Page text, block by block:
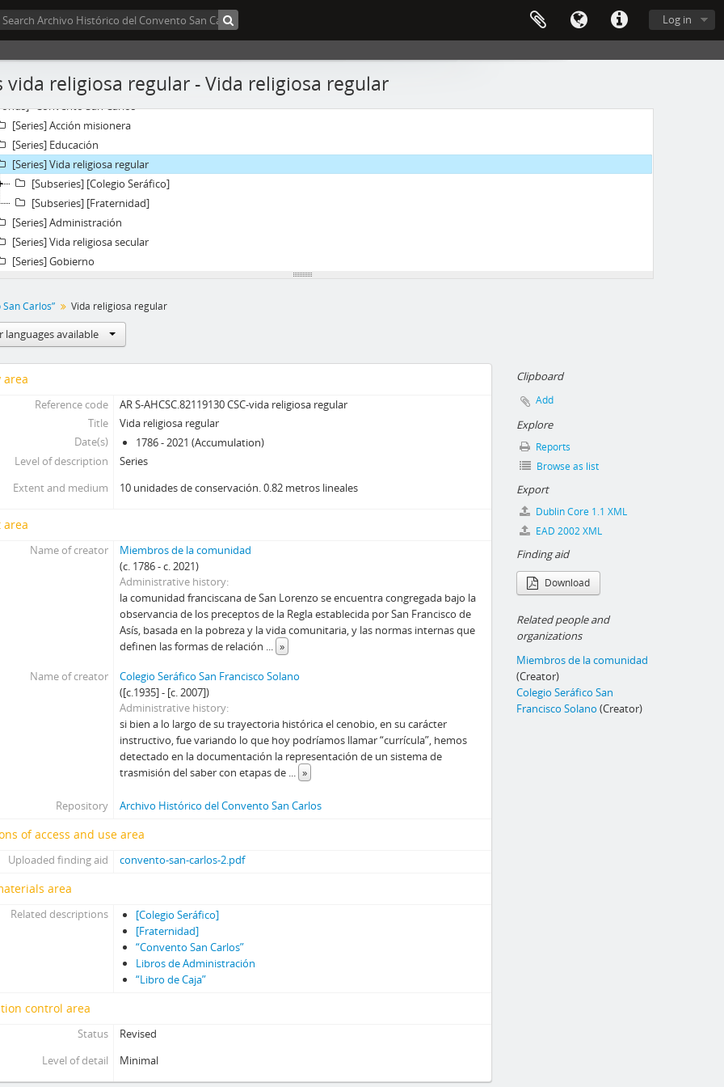
Log in
vida religiosa regular - Vida religiosa regular
“Convento San Carlos”
[Series] Acción misionera
[Series] Educación
[Series] Vida religiosa regular
[Subseries] [Colegio Seráfico]
[Subseries] [Fraternidad]
[Series] Administración
[Series] Vida religiosa secular
[Series] Gobierno
Carlos” Vida religiosa regular
languages available
area
Reference code
AR S-AHCSC.82119130 CSC-vida religiosa regular
Title
Vida religiosa regular
Date(s)
1786 - 2021 (Accumulation)
Level of description
Series
Extent and medium
10 unidades de conservación. 0.82 metros lineales
area
Name of creator
Miembros de la comunidad
(c. 1786 - c. 2021)
Administrative history
la comunidad franciscana de San Lorenzo se encuentra congregada bajo la
observancia de los preceptos de la Regla establecida por San Francisco de
Asís, basada en la pobreza y la vida comunitaria, y las normas internas que
definen las formas de relación ... »
Name of creator
Colegio Seráfico San Francisco Solano
([c.1935] - [c. 2007])
Administrative history
si bien a lo largo de su trayectoria histórica el cenobio, en su carácter
instructivo, fue variando lo que hoy podríamos llamar “currícula”, hemos
detectado en la documentación la representación de un sistema de
trasmisión del saber con etapas de ... »
Repository Archivo Histórico del Convento San Carlos
of access and use area
Uploaded finding aid convento-san-carlos-2.pdf
area
Related descriptions
[Colegio Seráfico]
[Fraternidad]
“Convento San Carlos”
Libros de Administración
“Libro de Caja”
control area
Status
Revised
Level of detail
Minimal
Clipboard
Add
Explore
Reports
Browse as list
Export
Dublin Core 1.1 XML
EAD 2002 XML
Finding aid
Download
Related people and
organizations
Miembros de la comunidad
(Creator)
Colegio Seráfico San
Francisco Solano (Creator)